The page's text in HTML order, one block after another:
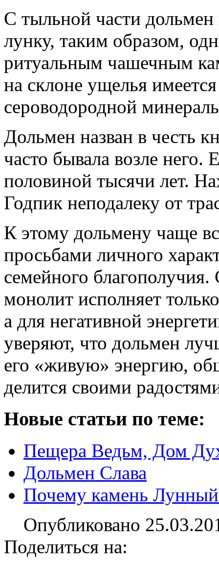
С тыльной части
лунку, таким образом,
ритуальным чашечным
на склоне ущелья
сероводородной
Дольмен назван в честь
часто бывала возле него.
половиной тысячи лет.
Годпик неподалеку от
К этому дольмену чаще
просьбами личного
семейного благополучия.
монолит исполняет
а для негативной
уверяют, что дольмен
его «живую» энергию,
делится своими
Новые статьи по теме:
Пещера Ведьм, Дом
Дольмен Слава
Почему камень
Опубликовано
Поделиться на: